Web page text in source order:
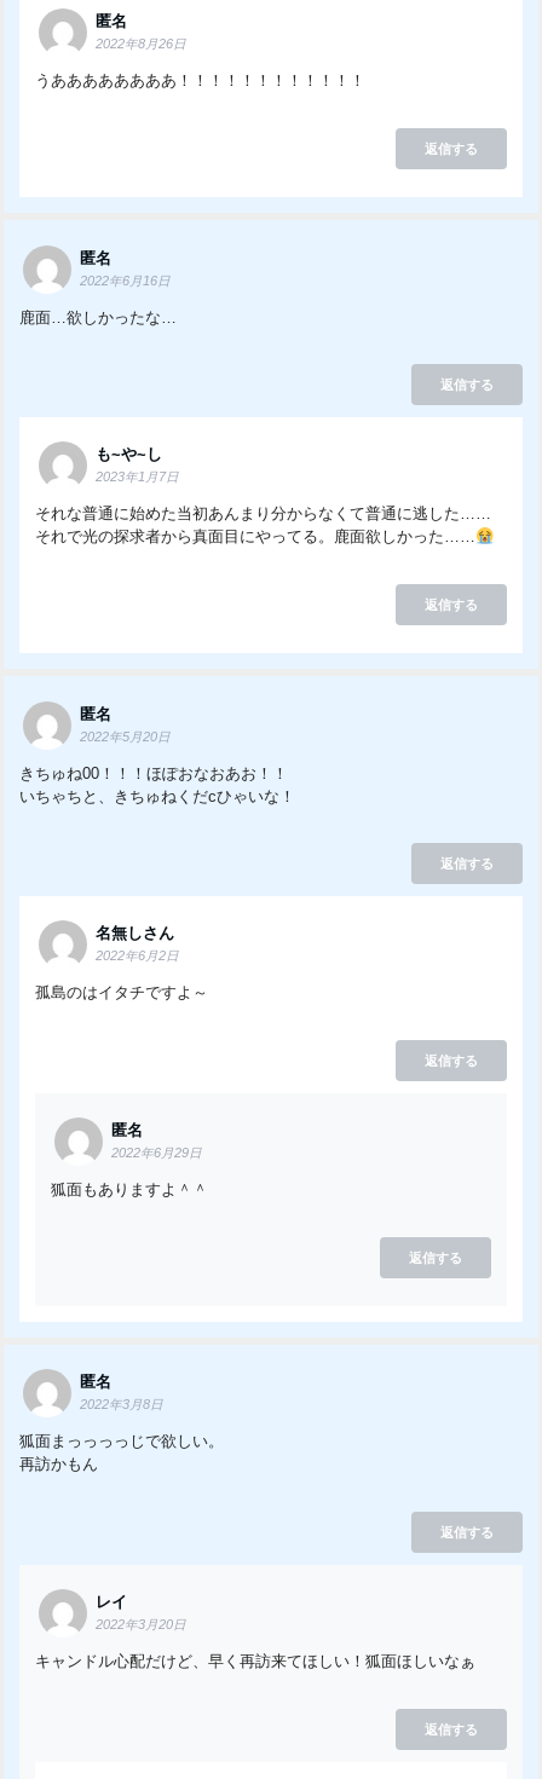
匿名
2022年8月26日
うああああああああ！！！！！！！！！！！！
返信する
匿名
2022年6月16日
鹿面…欲しかったな…
返信する
も~や~し
2023年1月7日
それな普通に始めた当初あんまり分からなくて普通に逃した……
それで光の探求者から真面目にやってる。鹿面欲しかった……
返信する
匿名
2022年5月20日
きちゅね00！！！ほぽおなおあお！！
いちゃちと、きちゅねくだcひゃいな！
返信する
名無しさん
2022年6月2日
孤島のはイタチですよ～
返信する
匿名
2022年6月29日
狐面もありますよ＾＾
返信する
匿名
2022年3月8日
狐面まっっっっじで欲しい。
再訪かもん
返信する
レイ
2022年3月20日
キャンドル心配だけど、早く再訪来てほしい！狐面ほしいなぁ
返信する